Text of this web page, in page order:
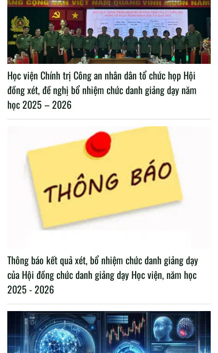
Học viện Chính trị Công an nhân dân tổ chức họp Hội
đồng xét, đề nghị bổ nhiệm chức danh giảng dạy năm
học 2025 – 2026
Thông báo kết quả xét, bổ nhiệm chức danh giảng dạy
của Hội đồng chức danh giảng dạy Học viện, năm học
2025 - 2026